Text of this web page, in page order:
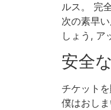
ルス。 完
次の素早
しょう, ア
安全
チケット
僕はおし